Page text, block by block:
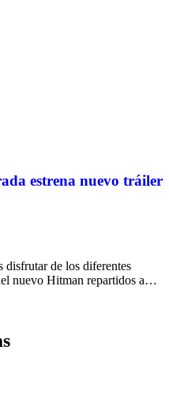
estrena nuevo tráiler
disfrutar de los diferentes
nuevo Hitman repartidos a…